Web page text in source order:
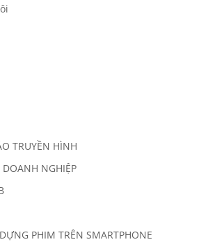
TRUYỀN HÌNH
NGHIỆP
PHIM TRÊN SMARTPHONE